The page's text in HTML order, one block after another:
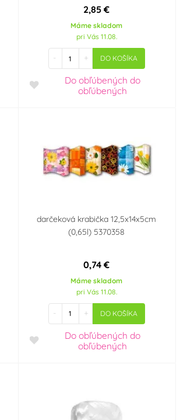
2,85 €
Máme skladom
pri Vás 11.08.
- + DO KOŠÍKA
Do obľúbenýchdo
obľúbených
darčeková krabička 12,5x14x5cm
(0,65l) 5370358
0,74 €
Máme skladom
pri Vás 11.08.
- + DO KOŠÍKA
Do obľúbenýchdo
obľúbených